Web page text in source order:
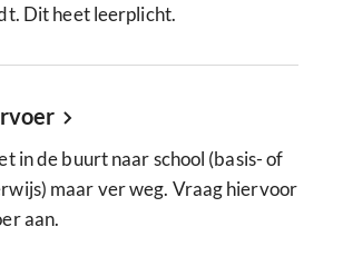
Dit heet leerplicht.
in de buurt naar school (basis- of
maar ver weg. Vraag hiervoor
aan.